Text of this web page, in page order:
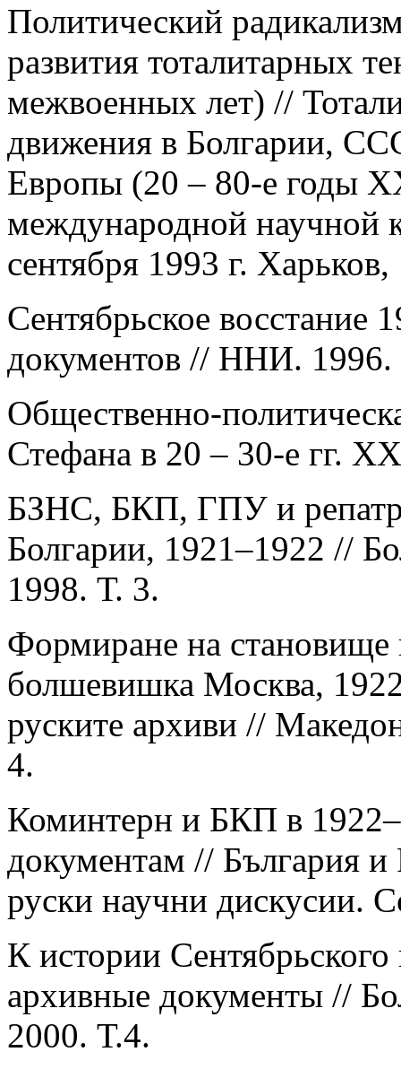
Политический
развития тоталитарных
межвоенных лет) //
движения в Болгарии,
Европы (20 – 80-е годы
международной научной
сентября 1993 г.
Сентябрьское восстание
документов // ННИ.
Общественно-
Стефана в 20 – 30-е гг.
БЗНС, БКП, ГПУ и
Болгарии, 1921–1922 //
1998. Т. 3.
Формиране на становище
болшевишка Москва,
руските архиви //
4.
Коминтерн и БКП в
документам // България
руски научни дискусии.
К истории
архивные документы //
2000. Т.4.